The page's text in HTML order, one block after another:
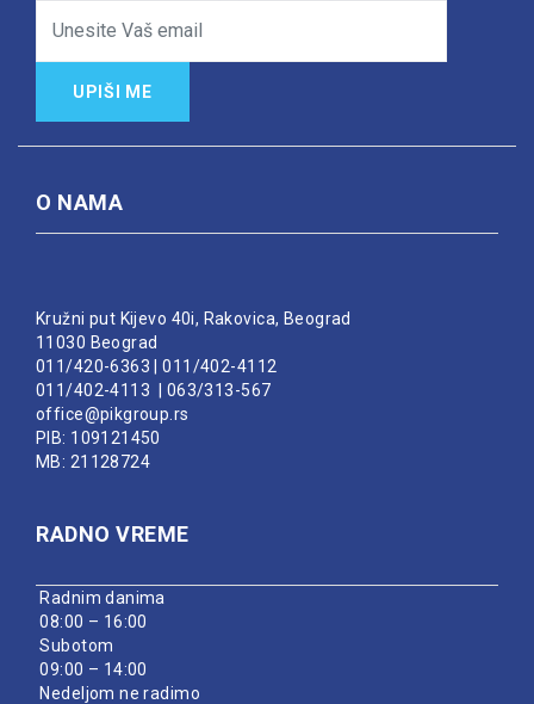
UPIŠI ME
O NAMA
Kružni put Kijevo 40i, Rakovica, Beograd
11030 Beograd
011/420-6363 |011/402-4112
011/402-4113 | 063/313-567
office@pikgroup.rs
PIB: 109121450
MB: 21128724
RADNO VREME
Radnim danima
08:00 – 16:00
Subotom
09:00 – 14:00
Nedeljom ne radimo